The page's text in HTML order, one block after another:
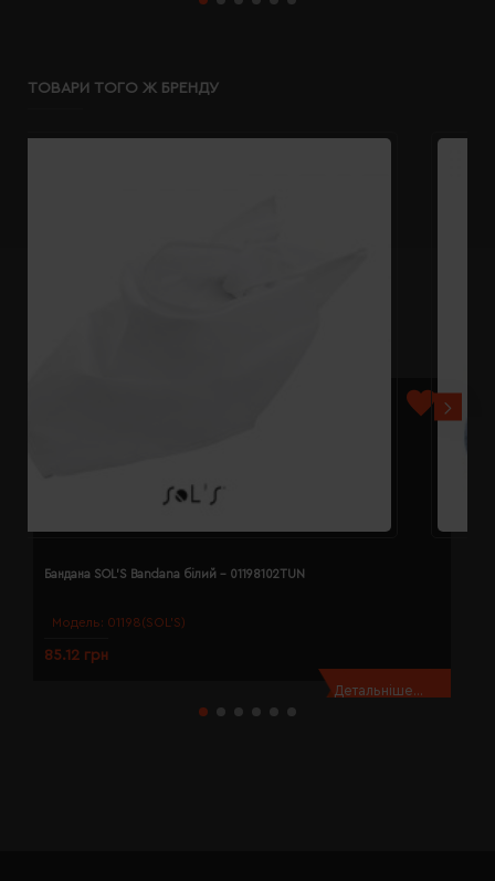
ТОВАРИ ТОГО Ж БРЕНДУ
Модель: 01198(SOL’S)
Бандана SOL'S Bandana білий - 01198102TUN
85.12 грн
Детальніше...